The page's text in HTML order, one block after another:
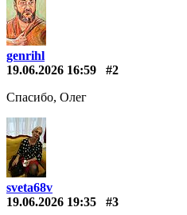
genrihl
19.06.2026 16:59
#2
Спасибо, Олег
sveta68v
19.06.2026 19:35
#3